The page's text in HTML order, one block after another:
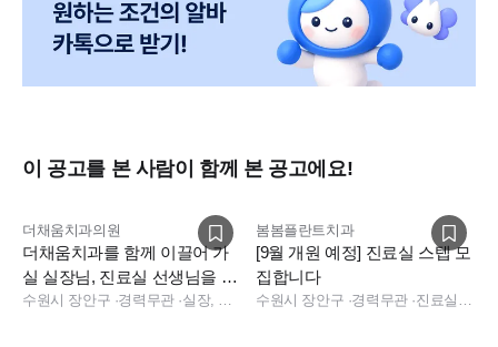
복지의 지향점은 늘 '구성원의 동기부여' 라고 생각합니다.
휘황찬란하지만 실제 입사하면 쓸 수도, 쓸 일도 없는 허울뿐인
근무 내외적으로 실생활에 와닿으며, 언제든 편하게 쓸 수 있는
- 으뜸페이 (월 회식)
이 공고를 본 사람이 함께 본 공고에요!
더채움치과의원
더채움치과를 함께 이끌어 가
실 실장님, 진료실 선생님을 모
십니다.
수원시 장안구 ·경력무관· 실장, 총괄실장, 진료실, 데스크, 보험청구, 상담
봄봄플란트치과
[9월 개원 예정] 진료실 스텝 모
집합니다
수원시 장안구 ·경력무관· 진료실, 상담, 수술실, 진료팀장, 보험청구